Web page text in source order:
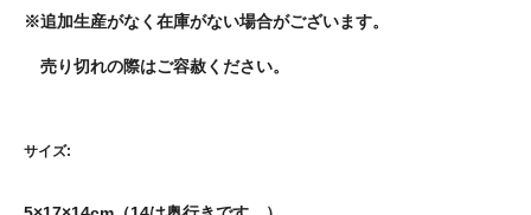
※追加生産がなく在庫がない場合がございます。
売り切れの際はご容赦ください。
サイズ: